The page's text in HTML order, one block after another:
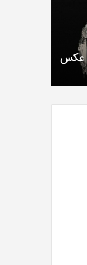
دانلود رایگان دوبله فارسی فیلم با استعداد Gifted